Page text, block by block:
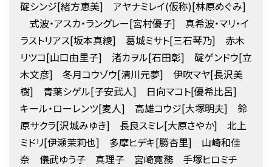
碇シンジ[緒方恵美] アヤナミレイ(仮称)[林原めぐみ]
式波・アスカ・ラングレー[宮村優子] 真希波・マリ・イ
ラストリアス[坂本真綾] 葛城ミサト[三石琴乃] 赤木
リツコ[山口由里子] 渚カヲル[石田彰] 碇ゲンドウ[立
木文彦] 冬月コウゾウ[清川元夢] 伊吹マヤ[長沢美
樹] 青葉シゲル[子安武人] 日向マコト[優希比呂]
キール・ローレンツ[麦人] 高雄コウジ[大塚明夫] 鈴
原サクラ[沢城みゆき] 長良スミレ[大原さやか] 北上
ミドリ[伊瀬茉莉也] 多摩ヒデキ[勝杏里] 山崎和佳
奈 儀武ゆう子 真理子 宮崎寛務 手塚ヒロミチ